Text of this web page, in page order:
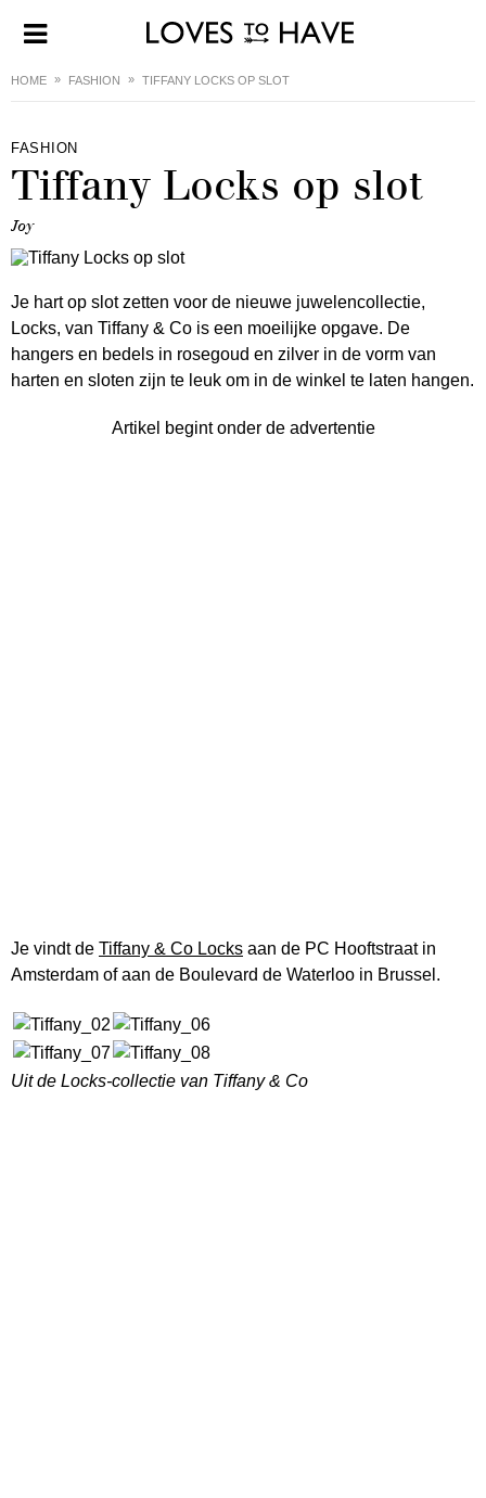
HOME FASHION TIFFANY LOCKS OP SLOT
FASHION
Tiffany Locks op slot
Joy
Je hart op slot zetten voor de nieuwe juwelencollectie,
Locks, van Tiffany & Co is een moeilijke opgave. De
hangers en bedels in rosegoud en zilver in de vorm van
harten en sloten zijn te leuk om in de winkel te laten hangen.
Artikel begint onder de advertentie
Je vindt de Tiffany & Co Locks aan de PC Hooftstraat in
Amsterdam of aan de Boulevard de Waterloo in Brussel.
Uit de Locks-collectie van Tiffany & Co